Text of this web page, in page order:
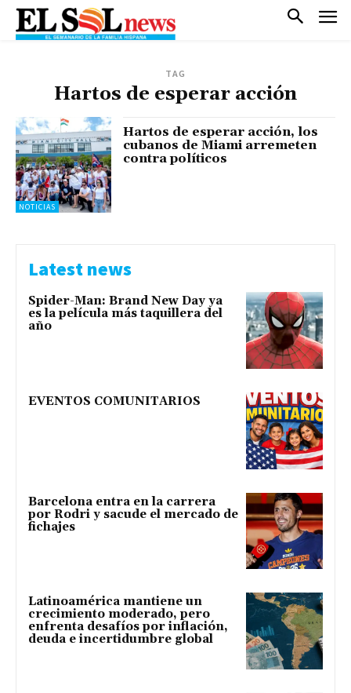
TAG
Hartos de esperar acción
NOTICIAS
Hartos de esperar acción, los
cubanos de Miami arremeten
contra políticos
Latest news
Spider-Man: Brand New Day ya
es la película más taquillera del
año
EVENTOS COMUNITARIOS
Barcelona entra en la carrera
por Rodri y sacude el mercado de
fichajes
Latinoamérica mantiene un
crecimiento moderado, pero
enfrenta desafíos por inflación,
deuda e incertidumbre global